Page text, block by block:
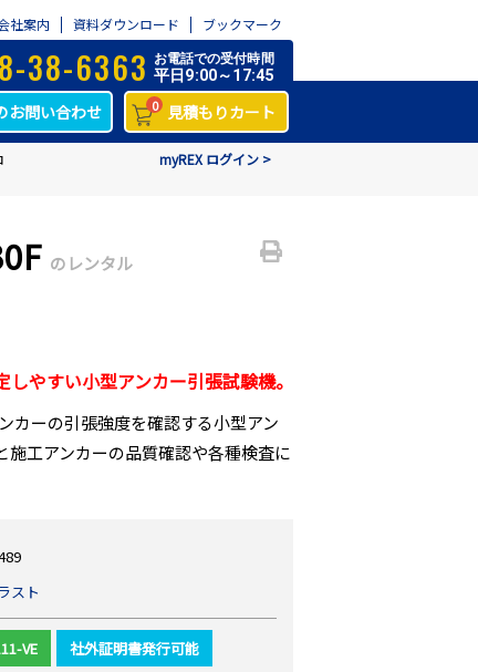
社案内 資料ダウンロード ブックマーク
38-6363 お電話での受付時間
平日9:00～17:45
お問い合わせ 0 見積もりカート
myREX ログイン >
スター TR-30F
のレンタル
やすい小型アンカー引張試験機。
カーの引張強度を確認する小型アン
工アンカーの品質確認や各種検査に
スト
VE
社外証明書発行可能